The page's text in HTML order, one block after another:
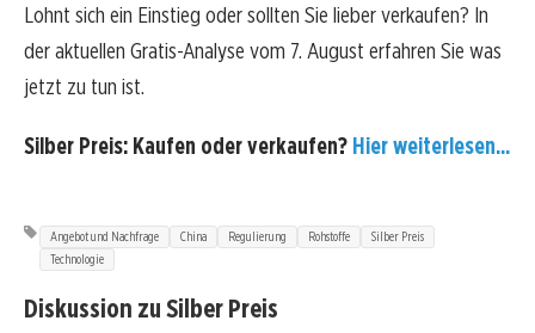
Lohnt sich ein Einstieg oder sollten Sie lieber verkaufen? In
der aktuellen Gratis-Analyse vom 7. August erfahren Sie was
jetzt zu tun ist.
Silber Preis: Kaufen oder verkaufen? Hier weiterlesen...
Angebot und Nachfrage China Regulierung Rohstoffe
Silber Preis
Technologie
Diskussion zu Silber Preis